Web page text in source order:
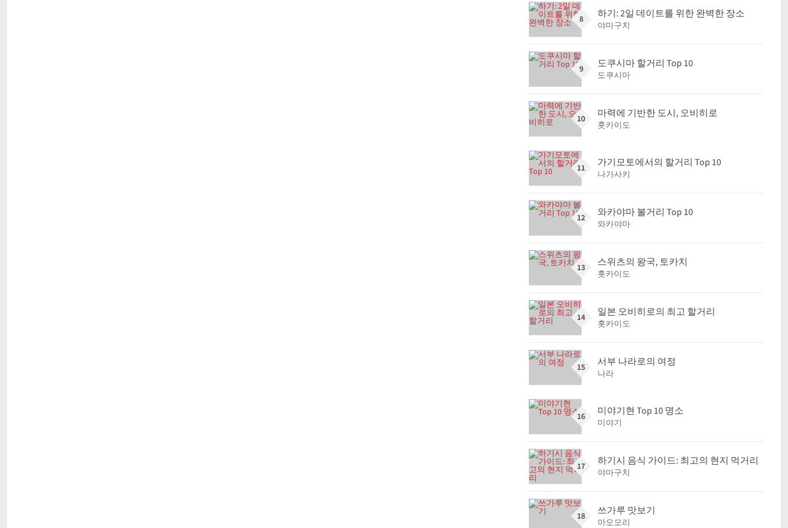
8
하기: 2일 데이트를 위한 완벽한 장소
야마구치
9
도쿠시마 할거리 Top 10
도쿠시마
10
마력에 기반한 도시, 오비히로
홋카이도
11
가기모토에서의 할거리 Top 10
나가사키
12
와카야마 볼거리 Top 10
와카야마
13
스위츠의 왕국, 토카치
홋카이도
14
일본 오비히로의 최고 할거리
홋카이도
15
서부 나라로의 여정
나라
16
미야기현 Top 10 명소
미야기
17
하기시 음식 가이드: 최고의 현지 먹거리
야마구치
18
쓰가루 맛보기
아오모리